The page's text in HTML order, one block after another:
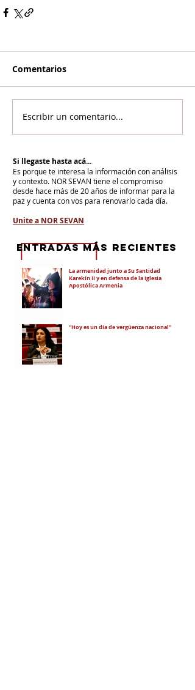
Comentarios
Escribir un comentario...
Si llegaste hasta acá...
Es porque te interesa la información con análisis
y contexto. NOR SEVAN tiene el compromiso
desde hace más de 20 años de informar para la
paz y cuenta con vos para renovarlo cada día.
Unite a NOR SEVAN
La armenidad junto a Su Santidad
Karekín II y en defensa de la Iglesia
Apostólica Armenia
"Hoy es un día de vergüenza nacional"
eNTRADAS MÁS RECIENTES